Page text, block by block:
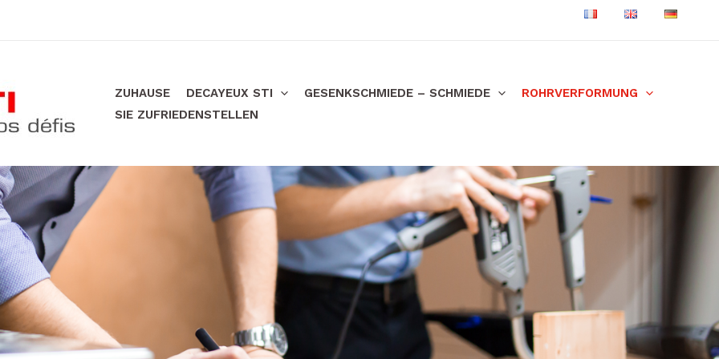
ZUHAUSE DECAYEUX STI GESENKSCHMIEDE – SCHMIEDE
ROHRVERFORMUNG
SIE ZUFRIEDENSTELLEN